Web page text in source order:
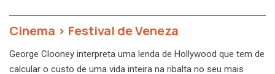
Cinema > Festival de Veneza
George Clooney interpreta uma lenda de Hollywood que tem de
calcular o custo de uma vida inteira na ribalta no seu mais